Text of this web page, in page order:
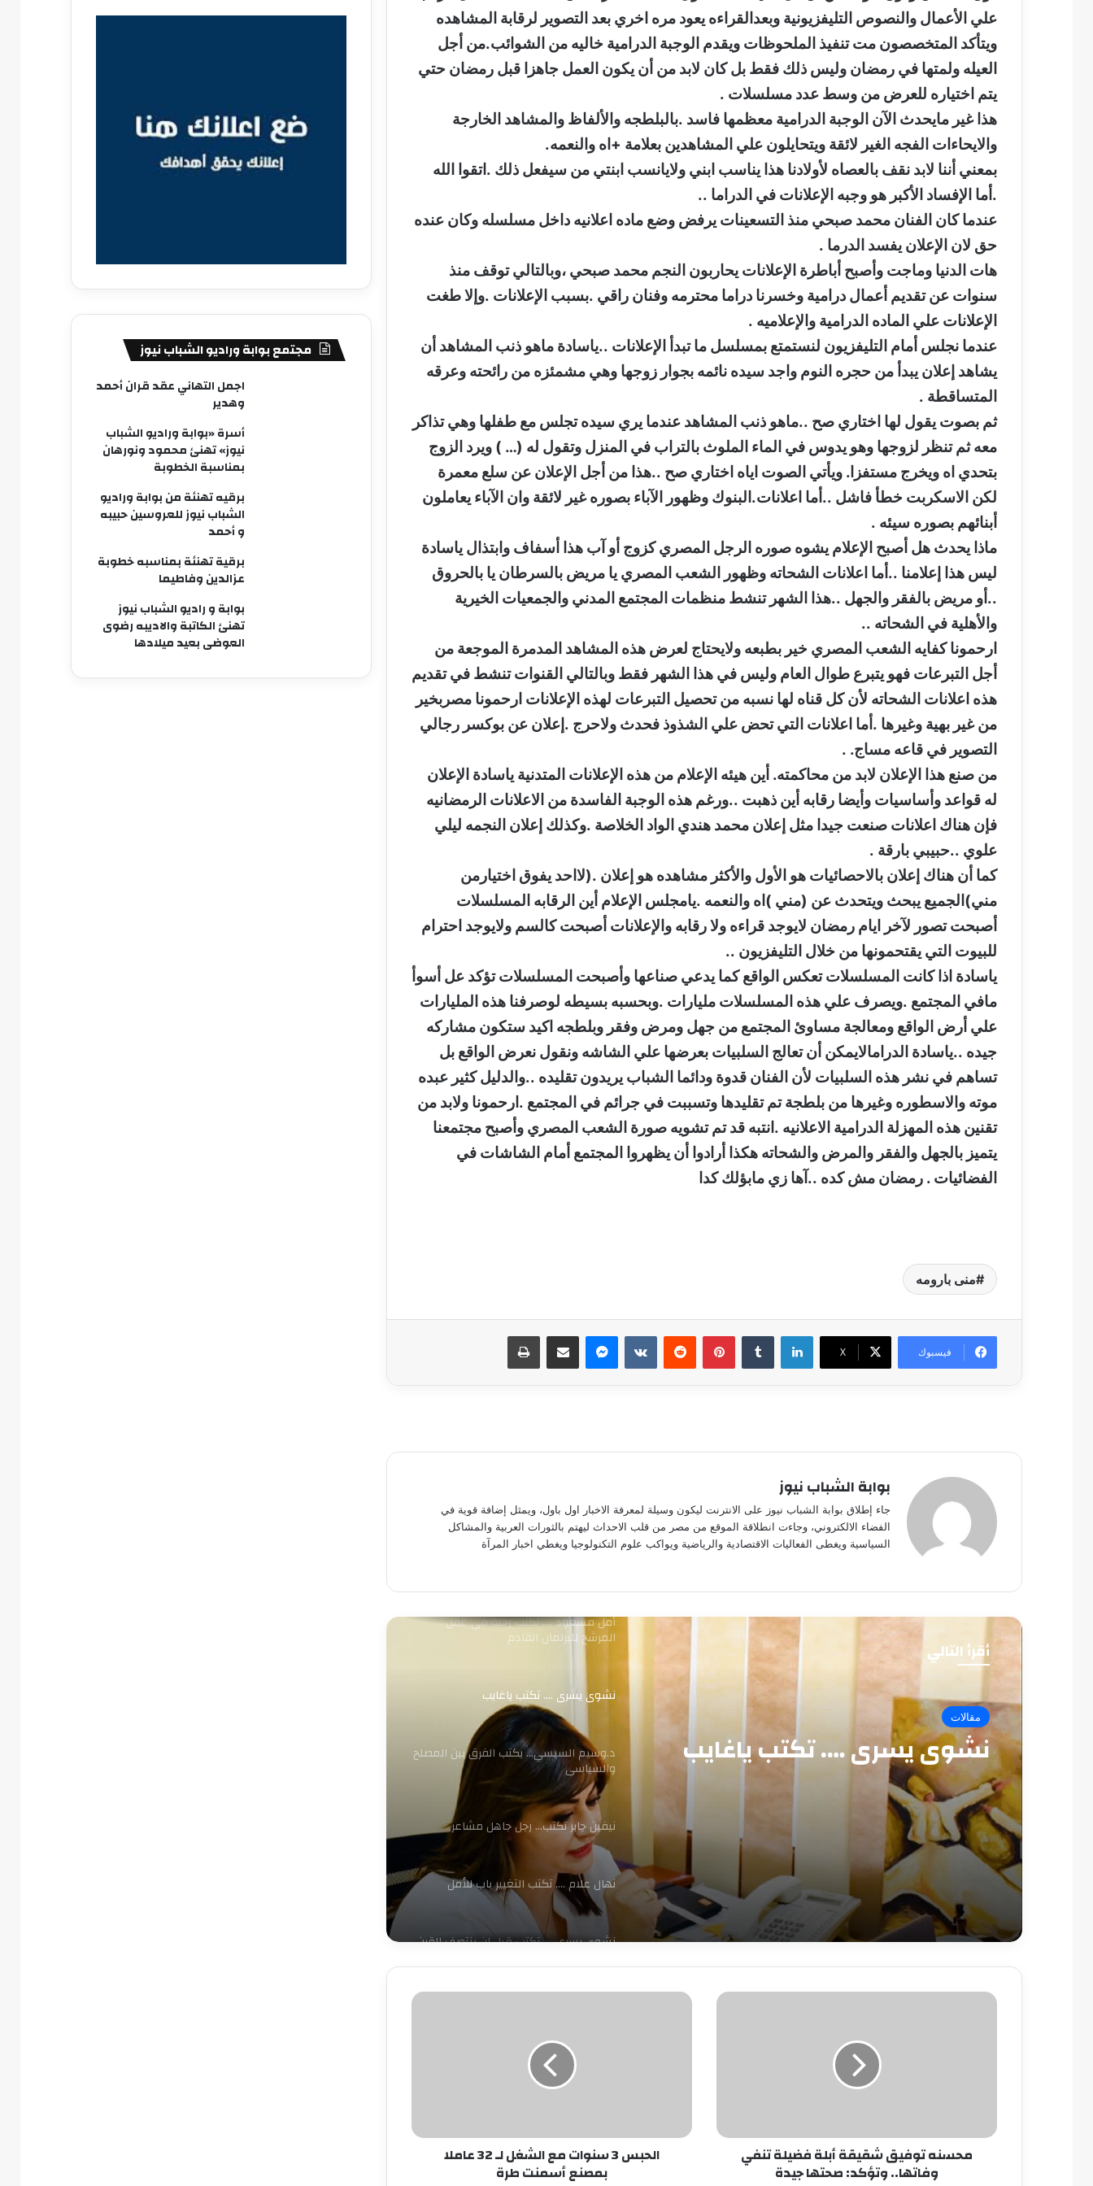
علي الأعمال والنصوص التليفزيونية وبعدالقراءه يعود مره اخري بعد التصوير لرقابة المشاهده
ويتأكد المتخصصون مت تنفيذ الملحوظات ويقدم الوجبة الدرامية خاليه من الشوائب.من أجل
العيله ولمتها في رمضان وليس ذلك فقط بل كان لابد من أن يكون العمل جاهزا قبل رمضان حتي
يتم اختياره للعرض من وسط عدد مسلسلات .
هذا غير مايحدث الآن الوجبة الدرامية معظمها فاسد .بالبلطجه والألفاظ والمشاهد الخارجة
والايحاءات الفجه الغير لائقة ويتحايلون علي المشاهدين بعلامة +اه والنعمه.
بمعني أننا لابد نقف بالعصاه لأولادنا هذا يناسب ابني ولايانسب ابنتي من سيفعل ذلك .اتقوا الله
.أما الإفساد الأكبر هو وجبه الإعلانات في الدراما ..
عندما كان الفنان محمد صبحي منذ التسعينات يرفض وضع ماده اعلانيه داخل مسلسله وكان عنده
حق لان الإعلان يفسد الدرما .
هات الدنيا وماجت وأصبح أباطرة الإعلانات يحاربون النجم محمد صبحي ،وبالتالي توقف منذ
سنوات عن تقديم أعمال درامية وخسرنا دراما محترمه وفنان راقي .بسبب الإعلانات .وإلا طغت
الإعلانات علي الماده الدرامية والإعلاميه .
عندما نجلس أمام التليفزيون لنستمتع بمسلسل ما تبدأ الإعلانات ..ياسادة ماهو ذنب المشاهد أن
يشاهد إعلان يبدأ من حجره النوم واجد سيده نائمه بجوار زوجها وهي مشمئزه من رائحته وعرقه
المتساقطة .
ثم بصوت يقول لها اختاري صح ..ماهو ذنب المشاهد عندما يري سيده تجلس مع طفلها وهي تذاكر
معه ثم تنظر لزوجها وهو يدوس في الماء الملوث بالتراب في المنزل وتقول له (… ) ويرد الزوج
بتحدي اه ويخرج مستفزا. ويأتي الصوت اياه اختاري صح ..هذا من أجل الإعلان عن سلع معمرة
لكن الاسكربت خطأ فاشل ..أما اعلانات.البنوك وظهور الآباء بصوره غير لائقة وان الآباء يعاملون
أبنائهم بصوره سيئه .
ماذا يحدث هل أصبح الإعلام يشوه صوره الرجل المصري كزوج أو آب هذا أسفاف وابتذال ياسادة
ليس هذا إعلامنا ..أما اعلانات الشحاته وظهور الشعب المصري يا مريض بالسرطان يا بالحروق
..أو مريض بالفقر والجهل ..هذا الشهر تنشط منظمات المجتمع المدني والجمعيات الخيرية
والأهلية في الشحاته ..
ارحمونا كفايه الشعب المصري خير بطبعه ولايحتاج لعرض هذه المشاهد المدمرة الموجعة من
أجل التبرعات فهو يتبرع طوال العام وليس في هذا الشهر فقط وبالتالي القنوات تنشط في تقديم
هذه اعلانات الشحاته لأن كل قناه لها نسبه من تحصيل التبرعات لهذه الإعلانات ارحمونا مصربخير
من غير بهية وغيرها .أما اعلانات التي تحض علي الشذوذ فحدث ولاحرج .إعلان عن بوكسر رجالي
التصوير في قاعه مساج. .
من صنع هذا الإعلان لابد من محاكمته. أين هيئه الإعلام من هذه الإعلانات المتدنية ياسادة الإعلان
له قواعد وأساسيات وأيضا رقابه أين ذهبت ..ورغم هذه الوجبة الفاسدة من الاعلانات الرمضانيه
فإن هناك اعلانات صنعت جيدا مثل إعلان محمد هندي الواد الخلاصة .وكذلك إعلان النجمه ليلي
علوي ..حبيبي بارقة .
كما أن هناك إعلان بالاحصائيات هو الأول والأكثر مشاهده هو إعلان .(لااحد يفوق اختيارمن
مني)الجميع يبحث ويتحدث عن (مني )اه والنعمه .يامجلس الإعلام أين الرقابه المسلسلات
أصبحت تصور لآخر ايام رمضان لايوجد قراءه ولا رقابه والإعلانات أصبحت كالسم ولايوجد احترام
للبيوت التي يقتحمونها من خلال التليفزيون ..
ياسادة اذا كانت المسلسلات تعكس الواقع كما يدعي صناعها وأصبحت المسلسلات تؤكد عل أسوأ
مافي المجتمع .ويصرف علي هذه المسلسلات مليارات .وبحسبه بسيطه لوصرفنا هذه المليارات
علي أرض الواقع ومعالجة مساوئ المجتمع من جهل ومرض وفقر وبلطجه اكيد ستكون مشاركه
جيده ..ياسادة الدرامالايمكن أن تعالج السلبيات بعرضها علي الشاشه ونقول نعرض الواقع بل
تساهم في نشر هذه السلبيات لأن الفنان قدوة ودائما الشباب يريدون تقليده ..والدليل كثير عبده
موته والاسطوره وغيرها من بلطجة تم تقليدها وتسببت في جرائم في المجتمع .ارحمونا ولابد من
تقنين هذه المهزلة الدرامية الاعلانيه .انتبه قد تم تشويه صورة الشعب المصري وأصبح مجتمعنا
يتميز بالجهل والفقر والمرض والشحاته هكذا أرادوا أن يظهروا المجتمع أمام الشاشات في
الفضائيات . رمضان مش كده ..آها زي مابؤلك كدا
منى بارومه
فيسبوك ‫X
لينكدإن بينتيريست ماسنجر مشاركة عبر البريد طباعة
بوابة الشباب نيوز
جاء إطلاق بوابة الشباب نيوز على الانترنت ليكون وسيلة لمعرفة الاخبار اول باول، ويمثل إضافة قوية في
الفضاء الالكتروني، وجاءت انطلاقة الموقع من مصر من قلب الاحداث ليهتم بالثورات العربية والمشاكل
السياسية ويغطى الفعاليات الاقتصادية والرياضية ويواكب علوم التكنولوجيا ويغطي اخبار المرآة
أقرأ التالي
مقالات
نشوى يسرى …. تكتب ياغايب
أحبني»
سناء الغول …. تكتب الفرح يليق بنا ..مصدر
أمل مسعود …. تكتب رحلة في عقل
المرشح للبرلمان القادم
نشوى يسرى …. تكتب ياغايب
د.وسيم السيسي… يكتب الفرق بين المصلح
والسياسى
نيفين جابر تكتب… رجل جاهل مشاعر
نهال علام …. تكتب التغيير باب للأمل
نشوى يسري …. تكتب قبل ان ينتصف القرن
شيماء ناهض …. تكتب لاتدع نفسك فريسه
العز»
محسنه
صحتها
محسنه توفيق شقيقة أبلة فضيلة تنفي
وفاتها.. وتؤكد: صحتها جيدة
الحبس
بمصنع
الحبس 3 سنوات مع الشغل لـ 32 عاملا
بمصنع أسمنت طرة
مجتمع بوابة وراديو الشباب نيوز
اجمل التهاني عقد قران أحمد
وهدير
أسرة «بوابة وراديو الشباب
نيوز» تهنئ محمود ونورهان
بمناسبة الخطوبة
برقيه تهنئة من بوابة وراديو
الشباب نيوز للعروسين حبيبه
و أحمد
برقية تهنئة بمناسبه خطوبة
عزالدين وفاطيما
بوابة و راديو الشباب نيوز
تهنئ الكاتبة والاديبه رضوى
العوضى بعيد ميلادها